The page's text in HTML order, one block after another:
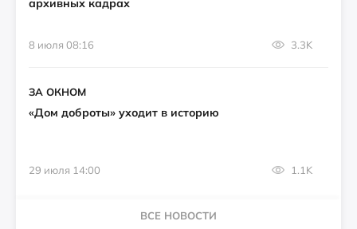
архивных кадрах
8 июля 08:16 3.3K
ЗА ОКНОМ
«Дом доброты» уходит в историю
29 июля 14:00 1.1K
ВСЕ НОВОСТИ